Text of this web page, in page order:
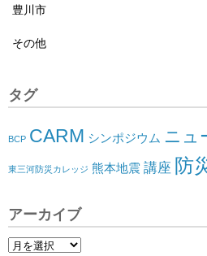
豊川市
その他
タグ
BCP CARM シンポジウム ニュ
東三河防災カレッジ 熊本地震 講座 防
アーカイブ